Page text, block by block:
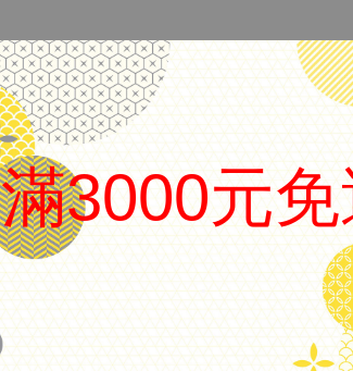
滿3000元免
.
日本 Platinum 白金
品名 Prefounte 青年鋼筆
筆尖 0.3 F尖/ 0.5 M尖 可選
上墨方式 吸卡兩用
備註 附卡水